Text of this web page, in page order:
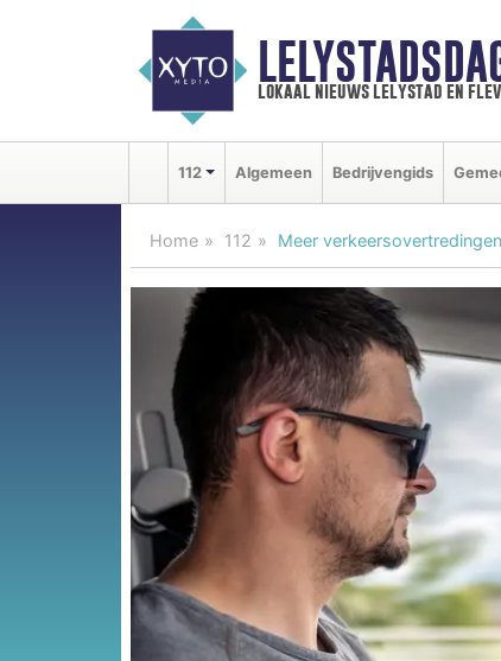
lokaal nieuws lelystad en
112 Algemeen Bedrijvengids
Home 112 Meer